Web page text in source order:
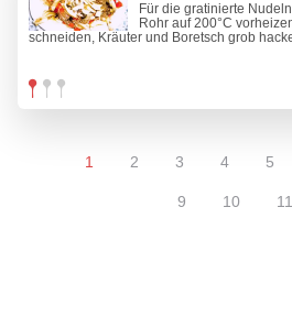
Für die gratinierte
Rohr auf 200°C
schneiden, Kräuter und Boretsch grob
1 2 3 4 5
9 10